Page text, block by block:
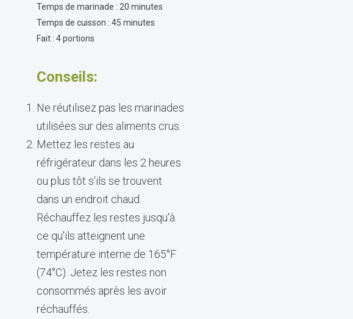
Temps de marinade : 20 minutes
Temps de cuisson : 45 minutes
Fait : 4 portions
Conseils:
Ne réutilisez pas les marinades
utilisées sur des aliments crus.
Mettez les restes au
réfrigérateur dans les 2 heures
ou plus tôt s'ils se trouvent
dans un endroit chaud.
Réchauffez les restes jusqu'à
ce qu'ils atteignent une
température interne de 165°F
(74°C). Jetez les restes non
consommés après les avoir
réchauffés.